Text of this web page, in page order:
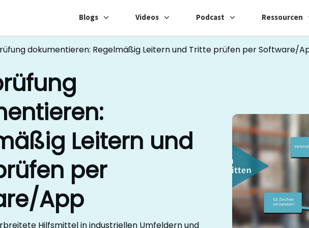
Blogs Videos Podcast Ressourcen
dokumentieren: Regelmäßig Leitern und Tritte prüfen per Software/
Leitern und
per
App
Hilfsmittel in industriellen Umfeldern und